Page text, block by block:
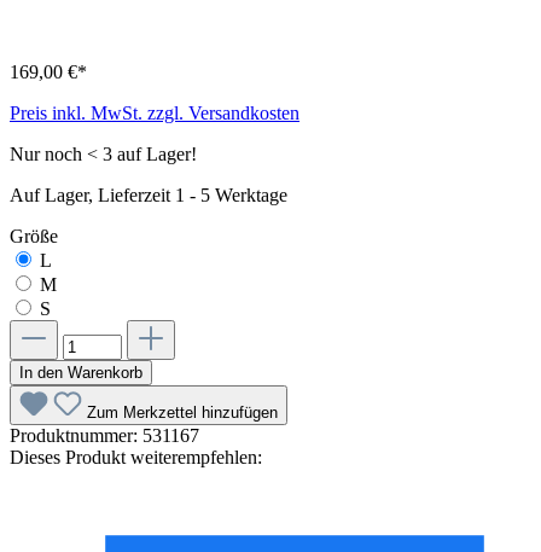
169,00 €*
Preis inkl. MwSt. zzgl. Versandkosten
Nur noch < 3 auf Lager!
Auf Lager, Lieferzeit 1 - 5 Werktage
Größe
L
M
S
In den Warenkorb
Zum Merkzettel hinzufügen
Produktnummer: 531167
Dieses Produkt weiterempfehlen: